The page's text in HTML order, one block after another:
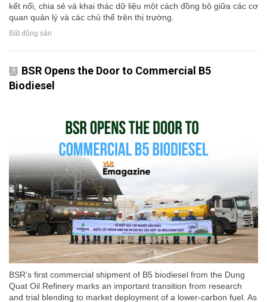
kết nối, chia sẻ và khai thác dữ liệu một cách đồng bộ giữa các cơ
quan quản lý và các chủ thể trên thị trường.
Bất động sản
BSR Opens the Door to Commercial B5
Biodiesel
BSR’s first commercial shipment of B5 biodiesel from the Dung
Quat Oil Refinery marks an important transition from research
and trial blending to market deployment of a lower-carbon fuel. As